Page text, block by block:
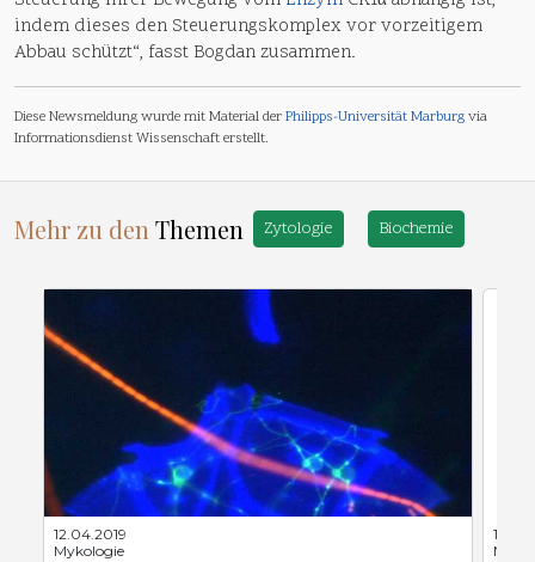
indem dieses den Steuerungskomplex vor vorzeitigem
Abbau schützt“, fasst Bogdan zusammen.
Diese Newsmeldung wurde mit Material derPhilipps-Universität Marburgvia
Informationsdienst Wissenschaft erstellt.
Mehr zu den Themen Zytologie Biochemie
12.04.2019
Mykologie